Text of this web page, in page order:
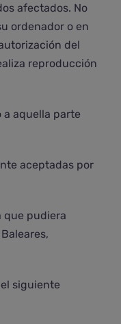
afectados. No
ordenador o en
del
reproducción
a aquella parte
aceptadas por
que pudiera
siguiente